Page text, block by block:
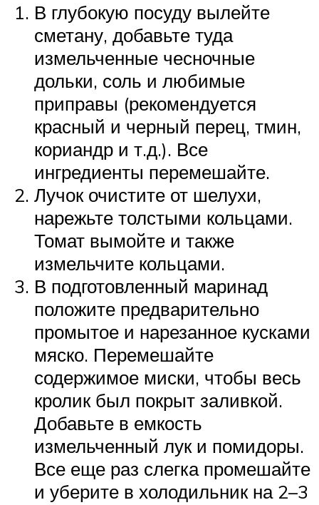
В глубокую посуду вылейте
сметану, добавьте туда
измельченные чесночные
дольки, соль и любимые
приправы (рекомендуется
красный и черный перец, тмин,
кориандр и т.д.). Все
ингредиенты перемешайте.
Лучок очистите от шелухи,
нарежьте толстыми кольцами.
Томат вымойте и также
измельчите кольцами.
В подготовленный маринад
положите предварительно
промытое и нарезанное кусками
мяско. Перемешайте
содержимое миски, чтобы весь
кролик был покрыт заливкой.
Добавьте в емкость
измельченный лук и помидоры.
Все еще раз слегка промешайте
и уберите в холодильник на 2–3